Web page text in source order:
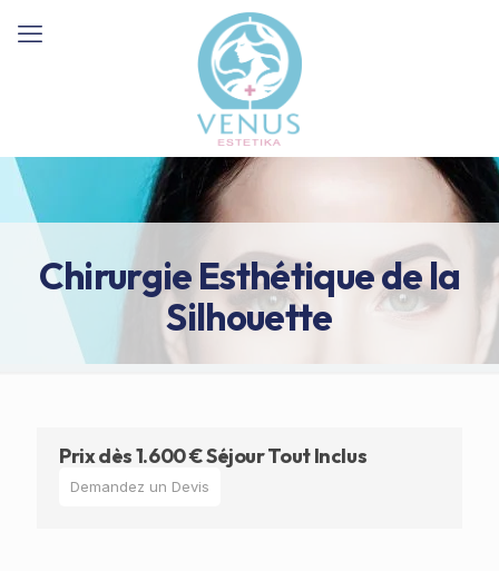
Chirurgie Esthétique de la
Silhouette
Prix dès 1.600 € Séjour Tout Inclus
Demandez un Devis